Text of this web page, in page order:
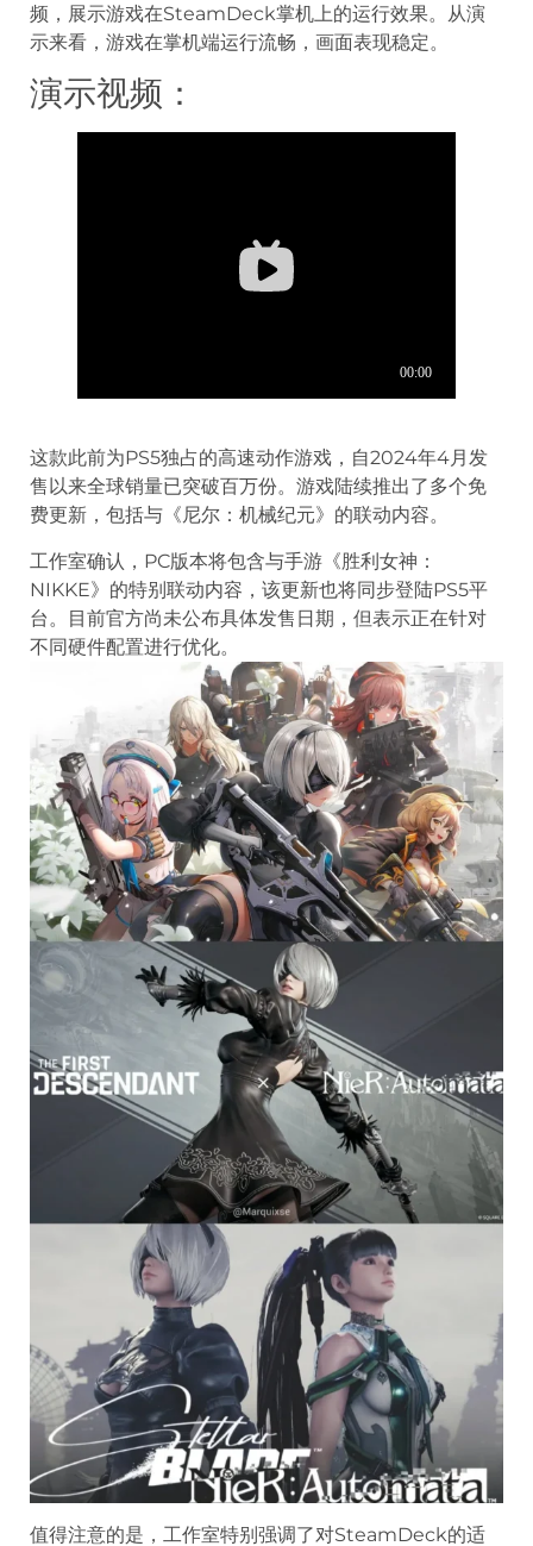
频，展示游戏在SteamDeck掌机上的运行效果。从演
示来看，游戏在掌机端运行流畅，画面表现稳定。
演示视频：
这款此前为PS5独占的高速动作游戏，自2024年4月发
售以来全球销量已突破百万份。游戏陆续推出了多个免
费更新，包括与《尼尔：机械纪元》的联动内容。
工作室确认，PC版本将包含与手游《胜利女神：
NIKKE》的特别联动内容，该更新也将同步登陆PS5平
台。目前官方尚未公布具体发售日期，但表示正在针对
不同硬件配置进行优化。
值得注意的是，工作室特别强调了对SteamDeck的适